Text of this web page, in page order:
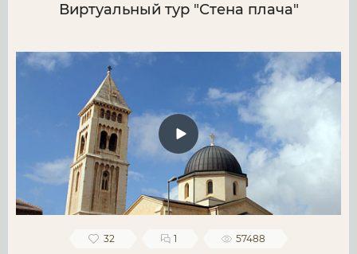
Виртуальный тур "Стена плача"
32 1 57488